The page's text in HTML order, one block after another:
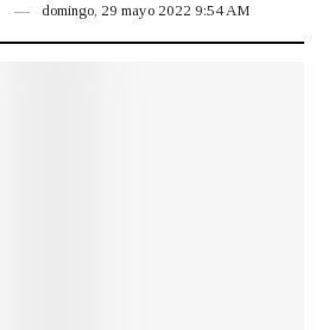
domingo, 29 mayo 2022 9:54 AM